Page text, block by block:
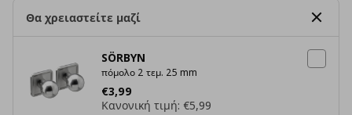
Θα χρειαστείτε μαζί
SÖRBYN
πόμολο 2 τεμ. 25 mm
€3,99
Τρέχουσα τιμή
Κανονική τιμή: €5,99